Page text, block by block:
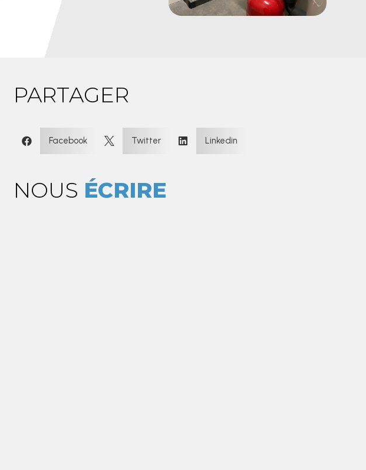
PARTAGER
 Facebook  Twitter  Linkedin
NOUS ÉCRIRE